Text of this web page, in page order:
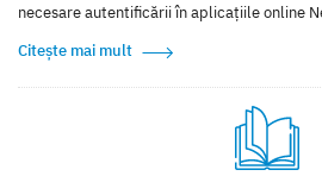
necesare autentificării în aplicațiile online
Citește mai mult